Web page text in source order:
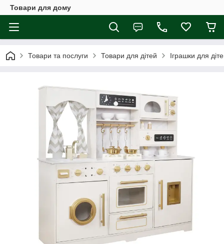
Товари для дому
Товари та послуги Товари для дітей Іграшки для